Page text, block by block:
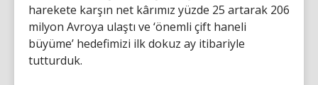
harekete karşın net kârımız yüzde 25 artarak 206
milyon Avroya ulaştı ve ‘önemli çift haneli
büyüme’ hedefimizi ilk dokuz ay itibariyle
tutturduk.